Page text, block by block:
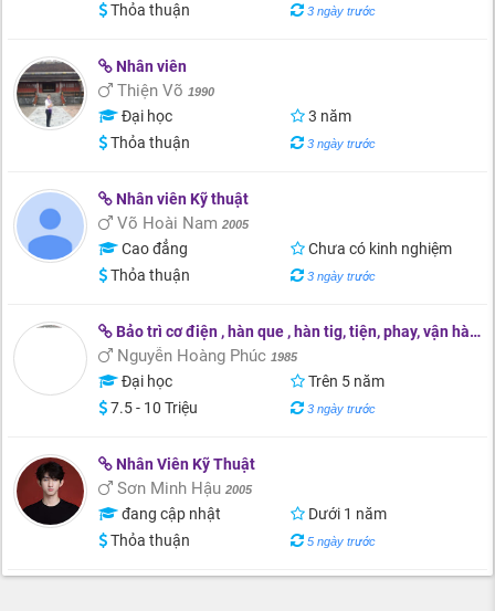
Thỏa thuận
3 ngày trước
Nhân viên
Thiện Võ 1990
Đại học
3 năm
Thỏa thuận
3 ngày trước
Nhân viên Kỹ thuật
Võ Hoài Nam 2005
Cao đẳng
Chưa có kinh nghiệm
Thỏa thuận
3 ngày trước
Bảo trì cơ điện , hàn que , hàn tig, tiện, phay, vận hành máy...
Nguyễn Hoàng Phúc 1985
Đại học
Trên 5 năm
7.5 - 10 Triệu
3 ngày trước
Nhân Viên Kỹ Thuật
Sơn Minh Hậu 2005
đang cập nhật
Dưới 1 năm
Thỏa thuận
5 ngày trước